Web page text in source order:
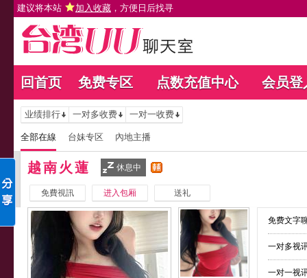
建议将本站 加入收藏 ，方便日后找寻
回首页 免费专区 点数充值中心 会员登
业绩排行 一对多收费 一对一收费
全部在線 台妹专区 內地主播
越南火蓮 休息中
免費視訊 进入包厢 送礼
免费文字
一对多视
一对一视